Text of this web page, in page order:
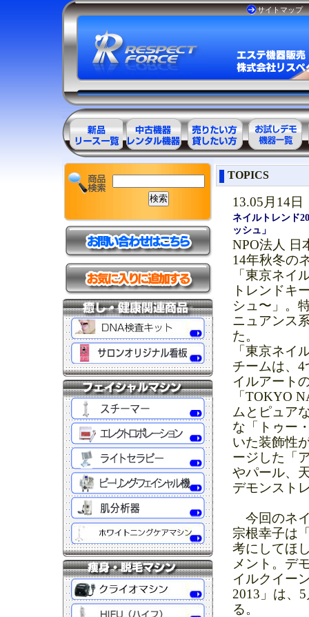
サイトマップ
エステ美容用
品製品一覧
エステ美容用
品アウトレッ
ト商品一覧
エステ美容用
品レンタル可
能商品一覧
お試しデモ可
能機器一覧
TOPICS
13.05月14日
ネイルトレンド
ッシュ」
NPO法人 日
14年秋冬の
「東京ネイ
トレンドキ
シュ〜」。
ニュアンス
た。
「東京ネイ
チームは、
イルアート
「TOKYO
ムとピュア
な「トゥー
いた装飾性
ージした「
やパール、
デモンスト
今回のネ
宗根幸子は
考にしてほ
メント。デ
イルクイー
2013」は、
る。